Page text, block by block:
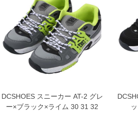
※【返品交換について】
返品交換希望の方は、商品到着後1週間以内にご連絡く
下着(肌着)やワイシャツは商品の性質上、返品交換不
ご了承くださいませ。
※【ボトムの裾上げをご希望の場合】
裾上げ料金は500円+税となります。
備考欄に股下●cmとご記入下さい。（裾上げ無料対
上の品が対象。1本5,999円以下の商品は有料（500円
出荷まで約1週間～20日間程お時間を頂く場合がござい
いている、極端なデザインが施されている等)
※商品によって若干のサイズの誤差がございます。
DCSHOES スニーカー AT-2 グレ
ー×ブラック×ライム 30 31 32